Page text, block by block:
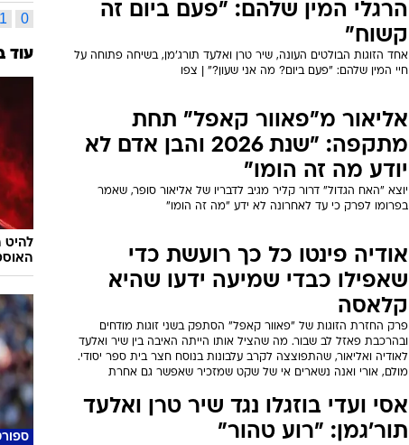
הרגלי המין שלהם: "פעם ביום זה
קשוח"
אחד הזוגות הבולטים העונה, שיר טרן ואלעד תורג'מן, בשיחה פתוחה על
חיי המין שלהם: "פעם ביום? מה אני שעון?" | צפו
אליאור מ"פאוור קאפל" תחת
מתקפה: "שנת 2026 והבן אדם לא
יודע מה זה הומו"
יוצא "האח הגדול" דרור קליר מגיב לדבריו של אליאור סופר, שאמר
בפרומו לפרק כי עד לאחרונה לא ידע "מה זה הומו"
אודיה פינטו כל כך רועשת כדי
שאפילו כבדי שמיעה ידעו שהיא
קלאסה
פרק החזרת הזוגות של "פאוור קאפל" הסתפק בשני זוגות מודחים
ובהרכבת פאזל לב שבור. מה שהציל אותו הייתה האיבה בין שיר ואלעד
לאודיה ואליאור, שהתפוצצה לקרב עלבונות בנוסח חצר בית ספר יסודי.
מולם, אורי ואנה נשארים אי של שקט שמזכיר שאפשר גם אחרת
אסי ועדי בוזגלו נגד שיר טרן ואלעד
תור'גמן: "רוע טהור"
0
1
עוד
להיט